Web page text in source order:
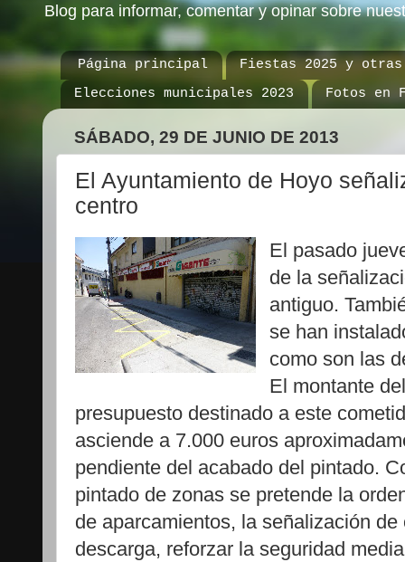
Blog para informar, comentar y opinar sobre
Página principal
Fiestas 2025 y otras
Elecciones municipales 2023
Fotos en
SÁBADO, 29 DE JUNIO DE 2013
El Ayuntamiento de Hoyo
centro
El pasado
de la
antiguo.
se han
como son las
El montante del
presupuesto destinado a este
asciende a 7.000 euros
pendiente del acabado del pintado.
pintado de zonas se pretende la
de aparcamientos, la señalización de
descarga, reforzar la seguridad